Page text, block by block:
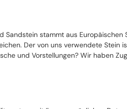
stammt aus
Der von uns verwendete
und Vorstellungen? Wir haben